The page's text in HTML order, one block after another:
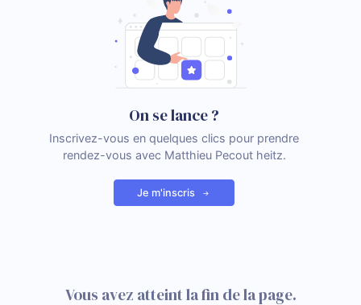
On se lance ?
Inscrivez-vous en quelques clics pour prendre
rendez-vous avec Matthieu Pecout heitz.
Je m'inscris
Vous avez atteint la fin de la page.